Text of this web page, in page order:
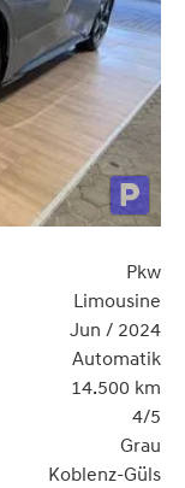
Pkw
Limousine
Jun / 2024
Automatik
14.500 km
4/5
Grau
Koblenz-Güls